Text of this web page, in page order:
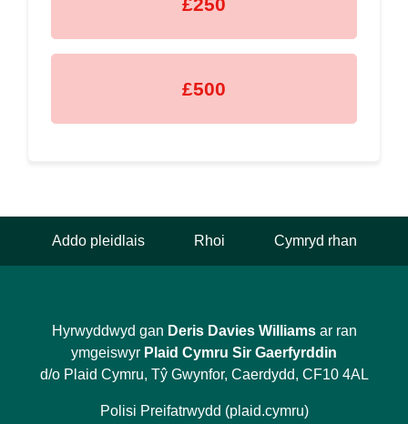
£500
Addo pleidlais Rhoi Cymryd rhan
Hyrwyddwyd gan Deris Davies Williamsar ran
ymgeiswyr Plaid Cymru Sir Gaerfyrddin
d/o Plaid Cymru, Tŷ Gwynfor, Caerdydd, CF10 4AL
Polisi Preifatrwydd (plaid.cymru)